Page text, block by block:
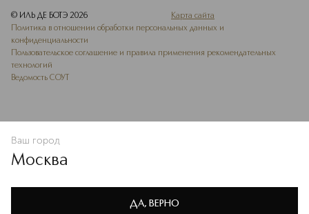
Политике конфиденциальности
В КОРЗИНУ
© ИЛЬ ДЕ БОТЭ 2026
Карта сайта
Политика в отношении обработки персональных данных и
конфиденциальности
Пользовательское соглашение и правила применения рекомендательных
технологий
Ведомость СОУТ
Ваш город
Москва
ДА, ВЕРНО